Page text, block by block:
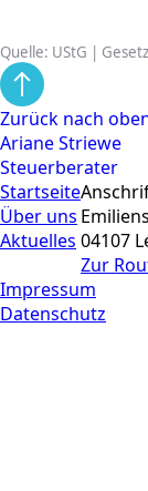
Quelle: UStG |
Zurück nach
Ariane Striewe
Steuerberater
Startseite
Über uns
Aktuelles 04107
Zur
Impressum
Datenschutz